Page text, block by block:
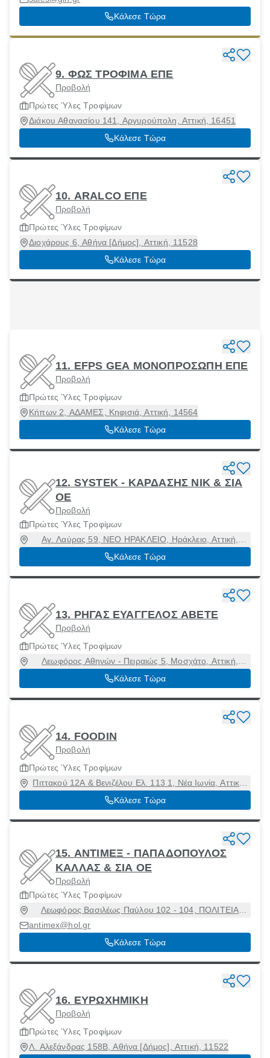
Κάλεσε Τώρα
9. ΦΩΣ ΤΡΟΦΙΜΑ ΕΠΕ
Προβολή
Πρώτες Ύλες Τροφίμων
Διάκου Αθανασίου 141, Αργυρούπολη, Αττική, 16451
Κάλεσε Τώρα
10. ARALCO ΕΠΕ
Προβολή
Πρώτες Ύλες Τροφίμων
Διοχάρους 6, Αθήνα [Δήμος], Αττική, 11528
Κάλεσε Τώρα
11. EFPS GEA ΜΟΝΟΠΡΟΣΩΠΗ ΕΠΕ
Προβολή
Πρώτες Ύλες Τροφίμων
Κήπων 2, ΑΔΑΜΕΣ, Κηφισιά, Αττική, 14564
Κάλεσε Τώρα
12. SYSTEK - ΚΑΡΔΑΣΗΣ ΝΙΚ & ΣΙΑ
ΟΕ
Προβολή
Πρώτες Ύλες Τροφίμων
Αγ. Λαύρας 59, ΝΕΟ ΗΡΑΚΛΕΙΟ, Ηράκλειο, Αττική,
14122
Κάλεσε Τώρα
13. ΡΗΓΑΣ ΕΥΑΓΓΕΛΟΣ ΑΒΕTΕ
Προβολή
Πρώτες Ύλες Τροφίμων
Λεωφόρος Αθηνών - Πειραιώς 5, Μοσχάτο, Αττική,
18346
Κάλεσε Τώρα
14. FOODIN
Προβολή
Πρώτες Ύλες Τροφίμων
Πιττακού 12Α & Βενιζέλου Ελ. 113 1, Νέα Ιωνία, Αττική,
14231
Κάλεσε Τώρα
15. ΑΝΤΙΜΕΞ - ΠΑΠΑΔΟΠΟΥΛΟΣ
ΚΑΛΛΑΣ & ΣΙΑ ΟΕ
Προβολή
Πρώτες Ύλες Τροφίμων
Λεωφόρος Βασιλέως Παύλου 102 - 104, ΠΟΛΙΤΕΙΑ
ΒΟΥΛΑΣ, Βούλα, Αττική, 16673
antimex@hol.gr
Κάλεσε Τώρα
16. ΕΥΡΩΧΗΜΙΚΗ
Προβολή
Πρώτες Ύλες Τροφίμων
Λ. Αλεξάνδρας 158B, Αθήνα [Δήμος], Αττική, 11522